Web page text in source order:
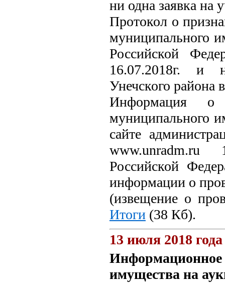
ни одна заявка на
Протокол о
муниципального
Российской
16.07.2018г. и
Унечского района
Информация о
муниципального
сайте
www.unradm.ru
Российской
информации о
(извещение о
Итоги (38 Кб).
13 июля 2018 года
Информационное
имущества на